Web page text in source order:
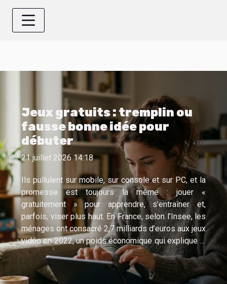
Jeux gratuits : tremplin ou
fausse bonne idée pour
débuter
21 juillet 2026 14:18
Ils pullulent sur mobile, sur console et sur PC, et la
promesse est toujours la même : jouer «
gratuitement » pour apprendre, s’entraîner et,
parfois, viser plus haut. En France, selon l’Insee, les
ménages ont consacré 2,7 milliards d’euros aux jeux
vidéo en 2022, un poids économique qui explique la
course aux modèles free-to-play et aux offres
d’essai. Mais quand on débute, ces jeux gratuits
sont-ils un tremplin solide, ou une fausse bonne